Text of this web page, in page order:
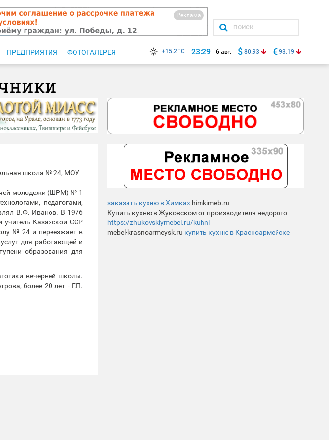
Реклама
ПРЕДПРИЯТИЯ ФОТОГАЛЕРЕЯ +15.2 °C 23:29 6 авг. $ 80.93 € 93.19
школа № 24, МОУ
молодежи (ШРМ) № 1
педагогами,
В.Ф. Иванов. В 1976
учитель Казахской ССР
№ 24 и переезжает в
для работающей и
образования для
вечерней школы.
более 20 лет - Г.П.
заказать кухню в Химках himkimeb.ru
Купить кухню в Жуковском от производителя недорого
https://zhukovskiymebel.ru/kuhni
mebel-krasnoarmeysk.ru купить кухню в Красноармейске